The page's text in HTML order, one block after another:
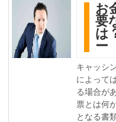
お
要
は
ー
キャッシ
によって
る場合が
票とは何
となる書